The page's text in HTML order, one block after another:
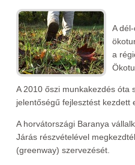
A
a
A 2010 őszi munkakezdés óta
jelentőségű fejlesztést kezdett
A horvátországi Baranya
Járás részvételével
(greenway) szervezését.